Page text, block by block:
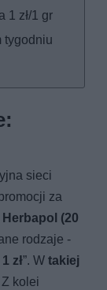
1 zł/1 gr
tygodniu
sieci
za
(20
rodzaje -
zł”. Wtakiej
Z kolei